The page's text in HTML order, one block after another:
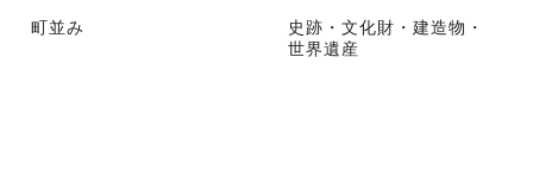
町並み
史跡・文化財・建造物・
世界遺産